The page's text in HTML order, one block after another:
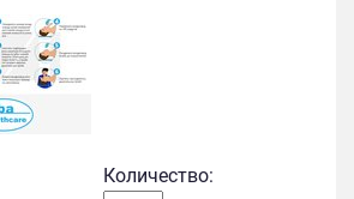
Количество: